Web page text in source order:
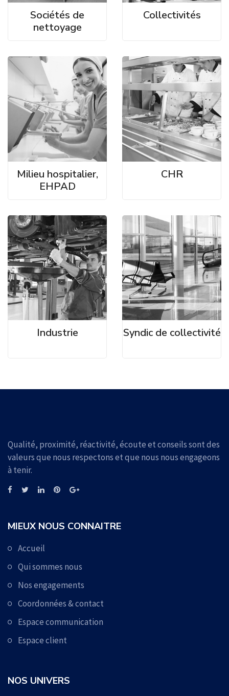
Sociétés de
nettoyage
Collectivités
Milieu hospitalier,
EHPAD
CHR
Industrie Syndic de collectivité
Qualité, proximité, réactivité, écoute et conseils sont des
valeurs que nous respectons et que nous nous engageons
à tenir.
MIEUX NOUS CONNAITRE
Accueil
Qui sommes nous
Nos engagements
Coordonnées & contact
Espace communication
Espace client
NOS UNIVERS